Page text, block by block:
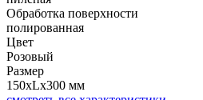
Обработка поверхности
полированная
Цвет
Розовый
Размер
150xLx300 мм